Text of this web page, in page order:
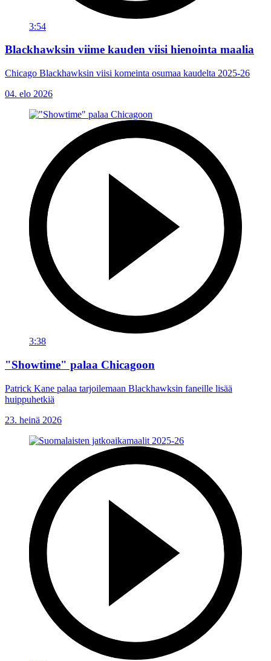
3:54
Blackhawksin viime kauden viisi hienointa maalia
Chicago Blackhawksin viisi komeinta osumaa kaudelta 2025-26
04. elo 2026
3:38
"Showtime" palaa Chicagoon
Patrick Kane palaa tarjoilemaan Blackhawksin faneille lisää
huippuhetkiä
23. heinä 2026